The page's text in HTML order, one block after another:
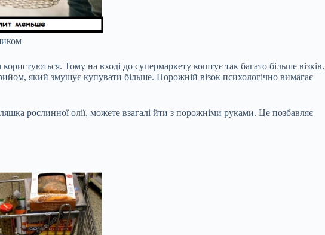
Тому на вході до супермаркету коштує так багато більше візків.
який змушує купувати більше. Порожній візок психологічно вимагає
рослинної олії, можете взагалі йти з порожніми руками. Це позбавляє